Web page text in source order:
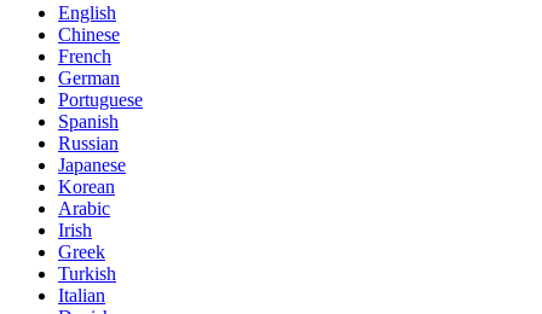
English
Chinese
French
German
Portuguese
Spanish
Russian
Japanese
Korean
Arabic
Irish
Greek
Turkish
Italian